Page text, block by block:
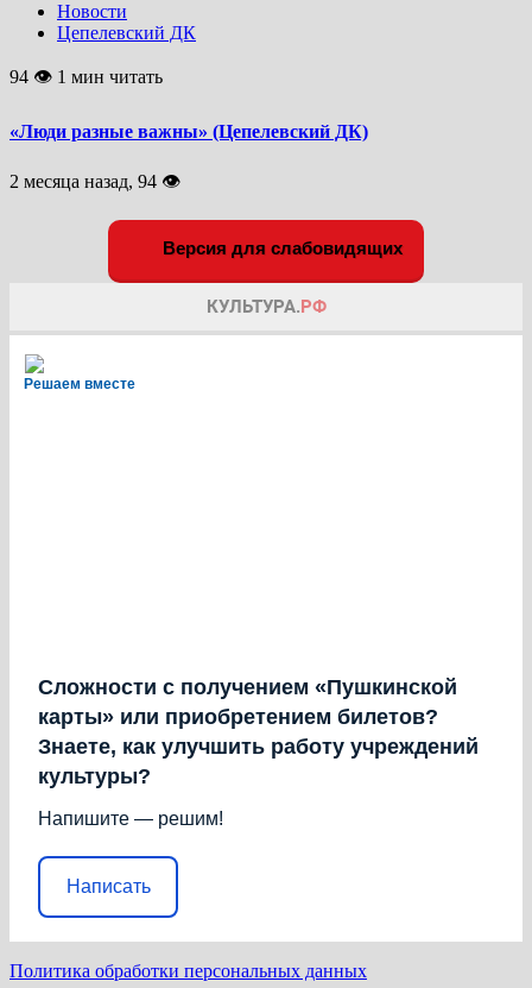
Новости
Цепелевский ДК
94 👁 1 мин читать
«Люди разные важны» (Цепелевский ДК)
2 месяца назад, 94 👁
Версия для слабовидящих
Решаем вместе
Сложности с получением «Пушкинской
карты» или приобретением билетов?
Знаете, как улучшить работу учреждений
культуры?
Напишите — решим!
Написать
Политика обработки персональных данных